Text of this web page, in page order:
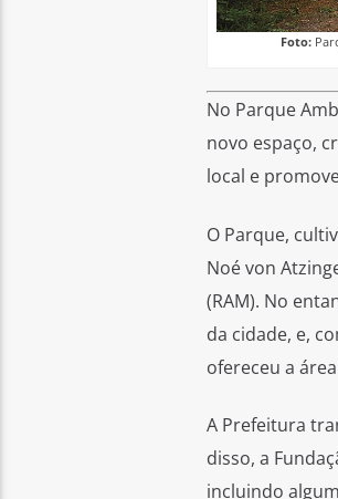
Foto:
No Parque
novo espaço,
local e
O Parque,
Noé von
(RAM). No
da cidade, e,
ofereceu a
A Prefeitura
disso, a
incluindo